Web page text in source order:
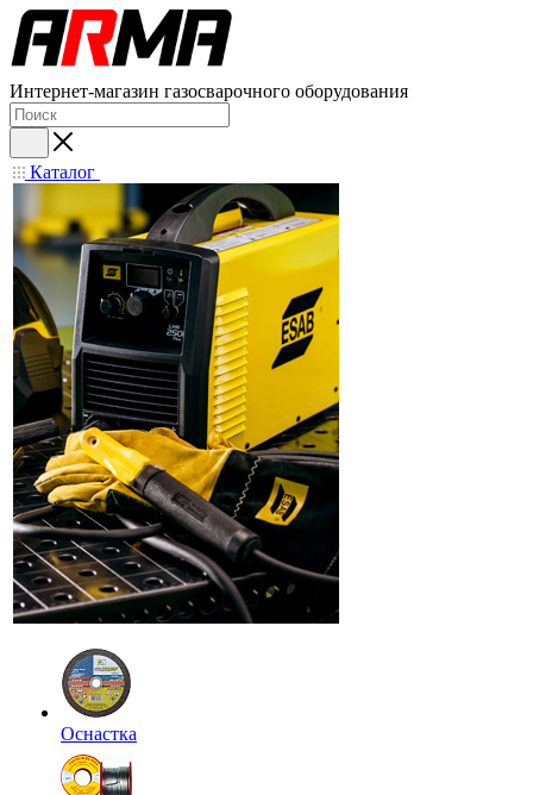
Интернет-магазин газосварочного оборудования
Каталог
Оснастка